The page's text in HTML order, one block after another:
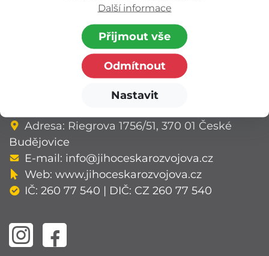
Další informace
Přijmout vše
Odmítnout
Nastavit
Jihočeská rozvojová o.p.s.
nezisková organizace poskytující podporu
dětem a rodinám.
Zapsaná v rejstříku o.p.s. vedeném Krajským
v Českých Budějovicích, oddíl O, vložka 94.
Adresa: Riegrova 1756/51, 370 01 České
Budějovice
E-mail: info@jihoceskarozvojova.cz
Web: www.jihoceskarozvojova.cz
IČ: 260 77 540 | DIČ: CZ 260 77 540